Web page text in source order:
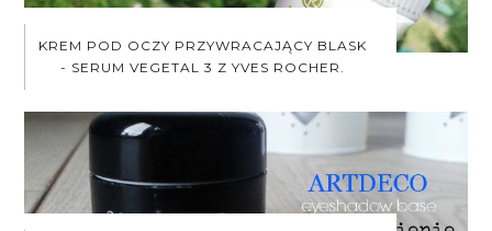
KREM POD OCZY PRZYWRACAJĄCY BLASK
- SERUM VEGETAL 3 Z YVES ROCHER.